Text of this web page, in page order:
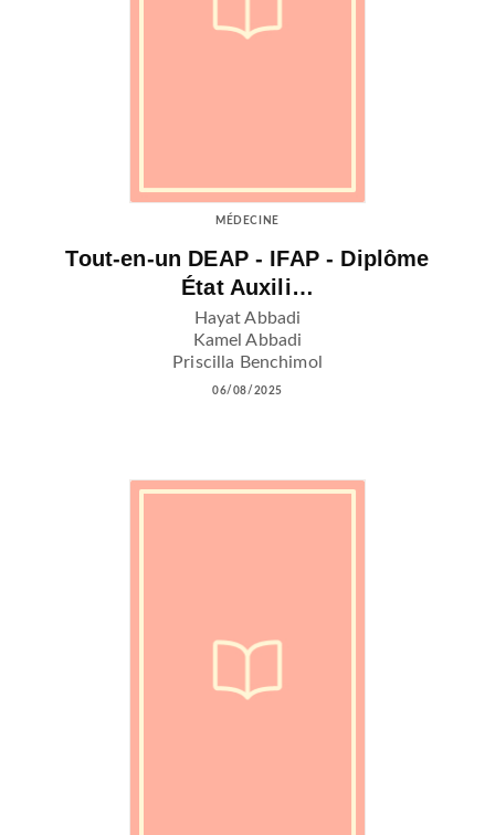
MÉDECINE
Tout-en-un DEAP - IFAP - Diplôme
État Auxili…
Hayat Abbadi
Kamel Abbadi
Priscilla Benchimol
06/08/2025